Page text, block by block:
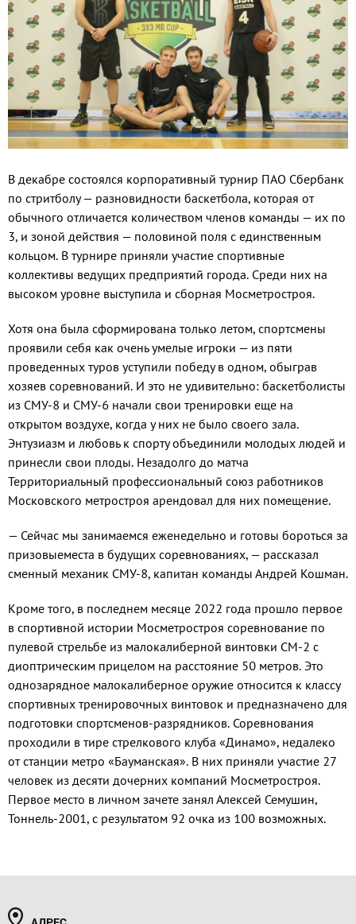
В декабре состоялся корпоративный турнир ПАО Сбербанк
по стритболу — разновидности баскетбола, которая от
обычного отличается количеством членов команды — их по
3, и зоной действия — половиной поля c единственным
кольцом. В турнире приняли участие спортивные
коллективы ведущих предприятий города. Среди них на
высоком уровне выступила и сборная Мосметростроя.
Хотя она была сформирована только летом, спортсмены
проявили себя как очень умелые игроки — из пяти
проведенных туров уступили победу в одном, обыграв
хозяев соревнований. И это не удивительно: баскетболисты
из СМУ-8 и СМУ-6 начали свои тренировки еще на
открытом воздухе, когда у них не было своего зала.
Энтузиазм и любовь к спорту объединили молодых людей и
принесли свои плоды. Незадолго до матча
Территориальный профессиональный союз работников
Московского метростроя арендовал для них помещение.
— Сейчас мы занимаемся еженедельно и готовы бороться за
призовыеместа в будущих соревнованиях, — рассказал
сменный механик СМУ-8, капитан команды Андрей Кошман.
Кроме того, в последнем месяце 2022 года прошло первое
в спортивной истории Мосметростроя соревнование по
пулевой стрельбе из малокалиберной винтовки СМ-2 с
диоптрическим прицелом на расстояние 50 метров. Это
однозарядное малокалиберное оружие относится к классу
спортивных тренировочных винтовок и предназначено для
подготовки спортсменов-разрядников. Соревнования
проходили в тире стрелкового клуба «Динамо», недалеко
от станции метро «Бауманская». В них приняли участие 27
человек из десяти дочерних компаний Мосметростроя.
Первое место в личном зачете занял Алексей Семушин,
Тоннель-2001, с результатом 92 очка из 100 возможных.